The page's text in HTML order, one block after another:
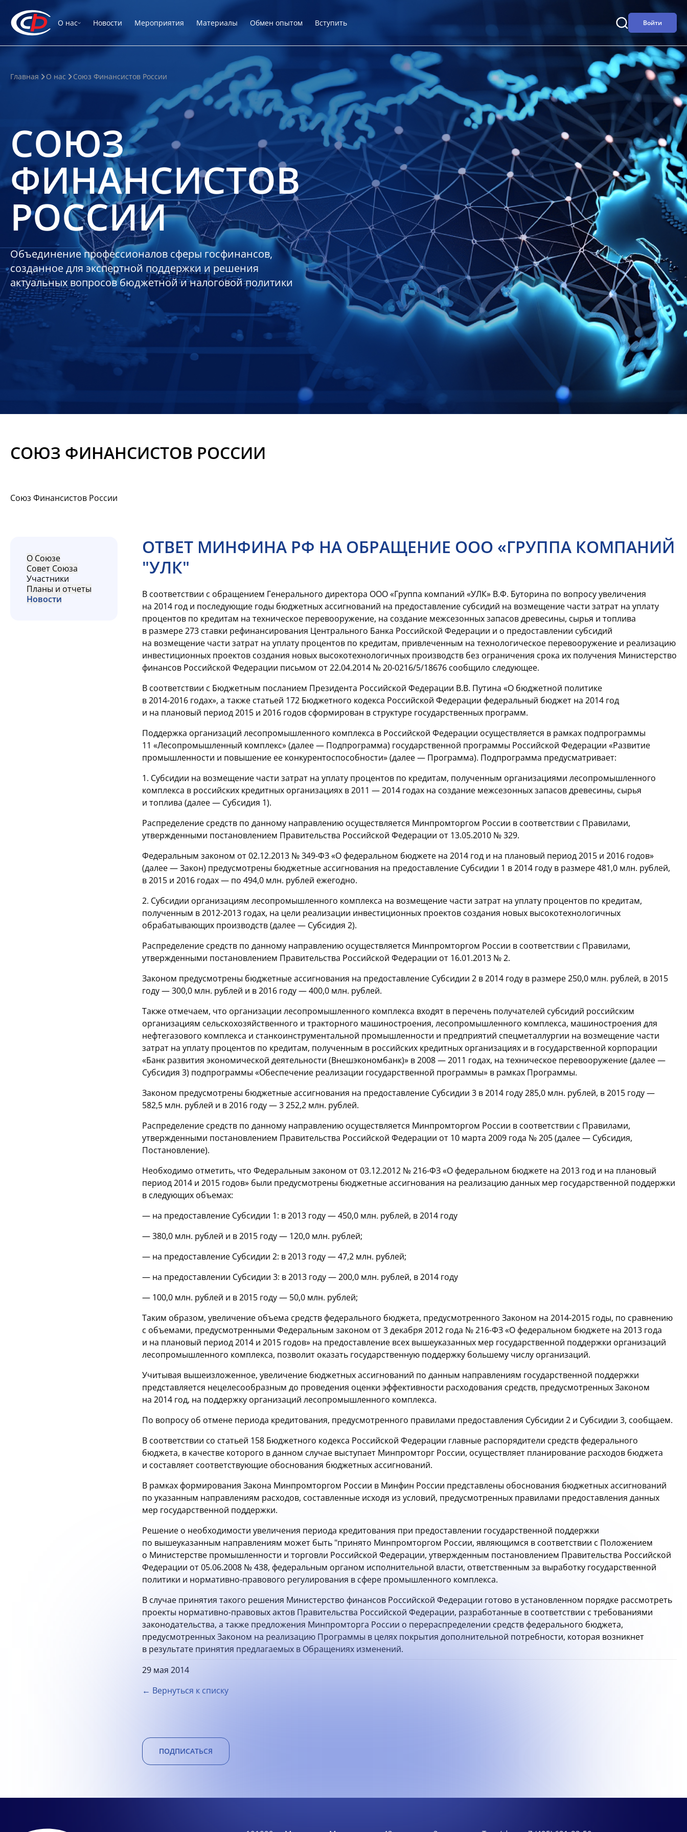
О нас Новости Мероприятия Материалы Обмен опытом Вступить Войти
Главная О нас Союз Финансистов России
СОЮЗ
ФИНАНСИСТОВ
РОССИИ
Объединение профессионалов сферы госфинансов,
созданное для экспертной поддержки и решения
актуальных вопросов бюджетной и налоговой политики
СОЮЗ ФИНАНСИСТОВ РОССИИ
Союз Финансистов России
О Союзе
Совет Союза
Участники
Планы и отчеты
Новости
ОТВЕТ МИНФИНА РФ НА ОБРАЩЕНИЕ ООО «ГРУППА КОМПАНИЙ
"УЛК"
В соответствии с обращением Генерального директора ООО «Группа компаний «УЛК» В.Ф. Буторина по вопросу увеличения
на 2014 год и последующие годы бюджетных ассигнований на предоставление субсидий на возмещение части затрат на уплату
процентов по кредитам на техническое перевооружение, на создание межсезонных запасов древесины, сырья и топлива
в размере 273 ставки рефинансирования Центрального Банка Российской Федерации и о предоставлении субсидий
на возмещение части затрат на уплату процентов по кредитам, привлеченным на технологическое перевооружение и реализацию
инвестиционных проектов создания новых высокотехнологичных производств без ограничения срока их получения Министерство
финансов Российской Федерации письмом от 22.04.2014 № 20-0216/5/18676 сообщило следующее.
В соответствии с Бюджетным посланием Президента Российской Федерации В.В. Путина «О бюджетной политике
в2014-2016 годах», а также статьей 172 Бюджетного кодекса Российской Федерации федеральный бюджет на 2014 год
и на плановый период 2015 и 2016 годов сформирован в структуре государственных программ.
Поддержка организаций лесопромышленного комплекса в Российской Федерации осуществляется в рамках подпрограммы
11 «Лесопромышленный комплекс» (далее — Подпрограмма) государственной программы Российской Федерации «Развитие
промышленности и повышение ее конкурентоспособности» (далее — Программа). Подпрограмма предусматривает:
1. Субсидии на возмещение части затрат на уплату процентов по кредитам, полученным организациями лесопромышленного
комплекса в российских кредитных организациях в 2011 — 2014 годах на создание межсезонных запасов древесины, сырья
и топлива (далее — Субсидия 1).
Распределение средств по данному направлению осуществляется Минпромторгом России в соответствии с Правилами,
утвержденными постановлением Правительства Российской Федерации от 13.05.2010 № 329.
Федеральным законом от 02.12.2013 №349-ФЗ«О федеральном бюджете на 2014 год и на плановый период 2015 и 2016 годов»
(далее — Закон) предусмотрены бюджетные ассигнования на предоставление Субсидии 1 в 2014 году в размере 481,0 млн. рублей,
в 2015 и 2016 годах — по 494,0 млн. рублей ежегодно.
2. Субсидии организациям лесопромышленного комплекса на возмещение части затрат на уплату процентов по кредитам,
полученным в2012-2013 годах, на цели реализации инвестиционных проектов создания новых высокотехнологичных
обрабатывающих производств (далее — Субсидия 2).
Распределение средств по данному направлению осуществляется Минпромторгом России в соответствии с Правилами,
утвержденными постановлением Правительства Российской Федерации от 16.01.2013 № 2.
Законом предусмотрены бюджетные ассигнования на предоставление Субсидии 2 в 2014 году в размере 250,0 млн. рублей, в 2015
году — 300,0 млн. рублей и в 2016 году — 400,0 млн. рублей.
Также отмечаем, что организации лесопромышленного комплекса входят в перечень получателей субсидий российским
организациям сельскохозяйственного и тракторного машиностроения, лесопромышленного комплекса, машиностроения для
нефтегазового комплекса и станкоинструментальной промышленности и предприятий спецметаллургии на возмещение части
затрат на уплату процентов по кредитам, полученным в российских кредитных организациях и в государственной корпорации
«Банк развития экономической деятельности (Внешэкономбанк)» в 2008 — 2011 годах, на техническое перевооружение (далее —
Субсидия 3) подпрограммы «Обеспечение реализации государственной программы» в рамках Программы.
Законом предусмотрены бюджетные ассигнования на предоставление Субсидии 3 в 2014 году 285,0 млн. рублей, в 2015 году —
582,5 млн. рублей и в 2016 году — 3 252,2 млн. рублей.
Распределение средств по данному направлению осуществляется Минпромторгом России в соответствии с Правилами,
утвержденными постановлением Правительства Российской Федерации от 10 марта 2009 года № 205 (далее — Субсидия,
Постановление).
Необходимо отметить, что Федеральным законом от 03.12.2012 №216-ФЗ«О федеральном бюджете на 2013 год и на плановый
период 2014 и 2015 годов» были предусмотрены бюджетные ассигнования на реализацию данных мер государственной поддержки
в следующих объемах:
— на предоставление Субсидии 1: в 2013 году — 450,0 млн. рублей, в 2014 году
— 380,0 млн. рублей и в 2015 году — 120,0 млн. рублей;
— на предоставление Субсидии 2: в 2013 году — 47,2 млн. рублей;
— на предоставлении Субсидии 3: в 2013 году — 200,0 млн. рублей, в 2014 году
— 100,0 млн. рублей и в 2015 году — 50,0 млн. рублей;
Таким образом, увеличение объема средств федерального бюджета, предусмотренного Законом на 2014-2015 годы, по сравнению
с объемами, предусмотренными Федеральным законом от 3 декабря 2012 года №216-ФЗ«О федеральном бюджете на 2013 года
и на плановый период 2014 и 2015 годов» на предоставление всех вышеуказанных мер государственной поддержки организаций
лесопромышленного комплекса, позволит оказать государственную поддержку большему числу организаций.
Учитывая вышеизложенное, увеличение бюджетных ассигнований по данным направлениям государственной поддержки
представляется нецелесообразным до проведения оценки эффективности расходования средств, предусмотренных Законом
на 2014 год, на поддержку организаций лесопромышленного комплекса.
По вопросу об отмене периода кредитования, предусмотренного правилами предоставления Субсидии 2 и Субсидии 3, сообщаем.
В соответствии со статьей 158 Бюджетного кодекса Российской Федерации главные распорядители средств федерального
бюджета, в качестве которого в данном случае выступает Минпромторг России, осуществляет планирование расходов бюджета
и составляет соответствующие обоснования бюджетных ассигнований.
В рамках формирования Закона Минпромторгом России в Минфин России представлены обоснования бюджетных ассигнований
по указанным направлениям расходов, составленные исходя из условий, предусмотренных правилами предоставления данных
мер государственной поддержки.
Решение о необходимости увеличения периода кредитования при предоставлении государственной поддержки
по вышеуказанным направлениям может быть "принято Минпромторгом России, являющимся в соответствии с Положением
о Министерстве промышленности и торговли Российской Федерации, утвержденным постановлением Правительства Российской
Федерации от 05.06.2008 № 438, федеральным органом исполнительной власти, ответственным за выработку государственной
политики и нормативно-правового регулирования в сфере промышленного комплекса.
В случае принятия такого решения Министерство финансов Российской Федерации готово в установленном порядке рассмотреть
проекты нормативно-правовых актов Правительства Российской Федерации, разработанные в соответствии с требованиями
законодательства, а также предложения Минпромторга России о перераспределении средств федерального бюджета,
предусмотренных Законом на реализацию Программы в целях покрытия дополнительной потребности, которая возникнет
в результате принятия предлагаемых в Обращениях изменений.
29 мая 2014
← Вернуться к списку
ПОДПИСАТЬСЯ